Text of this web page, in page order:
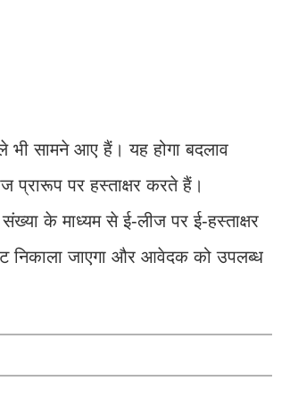
भी सामने आए हैं। यह होगा बदलाव
प्रारूप पर हस्ताक्षर करते हैं।
के माध्यम से ई-लीज पर ई-हस्ताक्षर
निकाला जाएगा और आवेदक को उपलब्ध